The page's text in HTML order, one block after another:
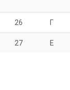
26 Γ
27 Ε